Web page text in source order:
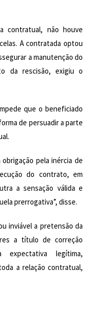
contratual, não houve
A contratada optou
a manutenção do
da rescisão, exigiu o
que o beneficiado
de persuadir a parte
pela inércia de
do contrato, em
a sensação válida e
prerrogativa”, disse.
inviável a pretensão da
a título de correção
expectativa legítima,
a relação contratual,